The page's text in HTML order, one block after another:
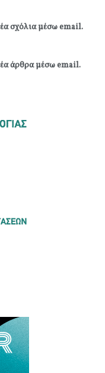
σχόλια μέσω email.
άρθρα μέσω email.